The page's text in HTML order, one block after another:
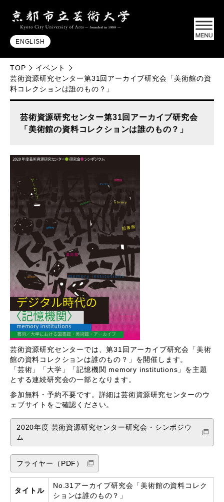
ENGLISH
TOP
イベント
芸術資源研究センター第31回アーカイブ研究会「美術館の資
料コレクションは誰のもの？」
芸術資源研究センター第31回アーカイブ研究会
「美術館の資料コレクションは誰のもの？」
芸術資源研究センターでは、第31回アーカイブ研究会「美術
館の資料コレクションは誰のもの？」を開催します。
「芸術」「大学」「記憶機関 memory institutions」を主題
とする連続研究会の一部となります。
参加無料・予約不要です。詳細は芸術資源研究センターのウ
ェブサイトをご確認ください。
2020年度 芸術資源研究センター研究会・シンポジウ
ム
フライヤー（PDF）
タイトル
No.31アーカイブ研究会「美術館の資料コレク
ションは誰のもの？」